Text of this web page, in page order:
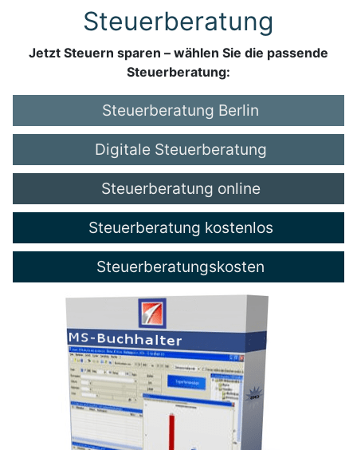
Steuerberatung
Jetzt Steuern sparen – wählen Sie die passende
Steuerberatung:
Steuerberatung Berlin
Digitale Steuerberatung
Steuerberatung online
Steuerberatung kostenlos
Steuerberatungskosten